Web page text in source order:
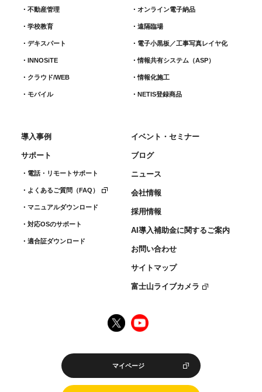
不動産管理
学校教育
デキスパート
INNOSiTE
クラウド/WEB
モバイル
オンライン電子納品
遠隔臨場
電子小黒板／工事写真レイヤ化
情報共有システム（ASP）
情報化施工
NETIS登録商品
導入事例
サポート
電話・リモートサポート
よくあるご質問（FAQ）
マニュアルダウンロード
対応OSのサポート
適合証ダウンロード
イベント・セミナー
ブログ
ニュース
会社情報
採用情報
AI導入補助金に関するご案内
お問い合わせ
サイトマップ
富士山ライブカメラ
マイページ